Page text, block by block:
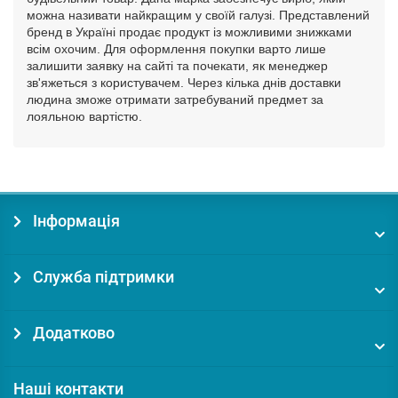
можна називати найкращим у своїй галузі. Представлений
бренд в Україні продає продукт із можливими знижками
всім охочим. Для оформлення покупки варто лише
залишити заявку на сайті та почекати, як менеджер
зв'яжеться з користувачем. Через кілька днів доставки
людина зможе отримати затребуваний предмет за
лояльною вартістю.
Інформація
Служба підтримки
Додатково
Наші контакти